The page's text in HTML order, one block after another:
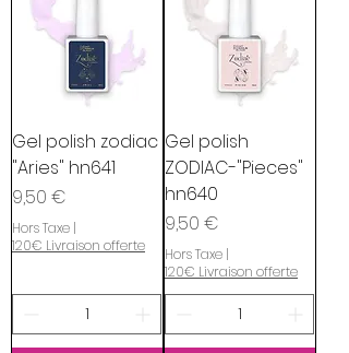
Gel polish zodiac
"Aries" hn641
Prix
9,50 €
Hors Taxe |
120€ Livraison offerte
Gel polish
ZODIAC-"Pieces"
hn640
Prix
9,50 €
Hors Taxe |
120€ Livraison offerte